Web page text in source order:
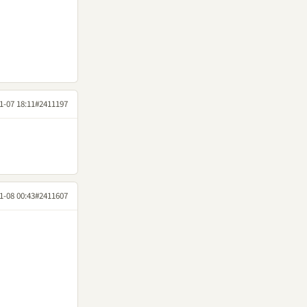
07 18:11#2411197
08 00:43#2411607